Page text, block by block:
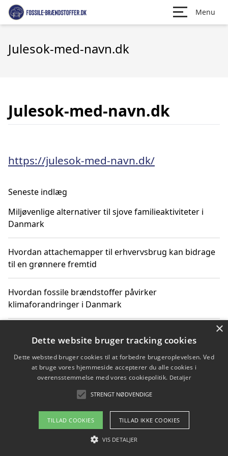
Menu
Julesok-med-navn.dk
Julesok-med-navn.dk
https://julesok-med-navn.dk/
Seneste indlæg
Miljøvenlige alternativer til sjove familieaktiviteter i
Danmark
Hvordan attachemapper til erhvervsbrug kan bidrage
til en grønnere fremtid
Hvordan fossile brændstoffer påvirker
klimaforandringer i Danmark
klimaændringer
Hvordan citater om fossile brændstoffer kan ændre
Copyright 2026 - Pilanto Aps
Om / kontakt
×
Dette website bruger tracking cookies
Dette websted bruger cookies til at forbedre brugeroplevelsen. Ved
at bruge vores hjemmeside accepterer du alle cookies i
overensstemmelse med vores cookiepolitik. Detaljer
STRENGT NØDVENDIGE
TILLAD COOKIES TILLAD IKKE COOKIES
VIS DETALJER